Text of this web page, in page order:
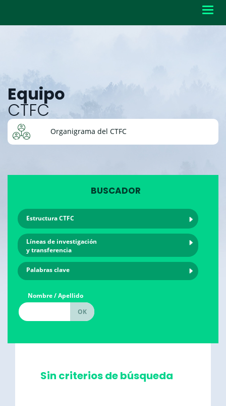
Equipo
CTFC
Organigrama del CTFC
BUSCADOR
Estructura CTFC
Líneas de investigación
y transferencia
Palabras clave
Nombre / Apellido
Sin criterios de búsqueda